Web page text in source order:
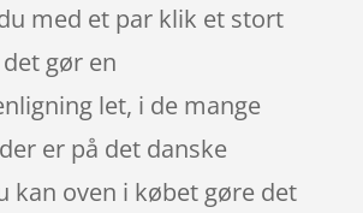
med et par klik et stort
gør en
let, i de mange
er på det danske
kan oven i købet gøre det